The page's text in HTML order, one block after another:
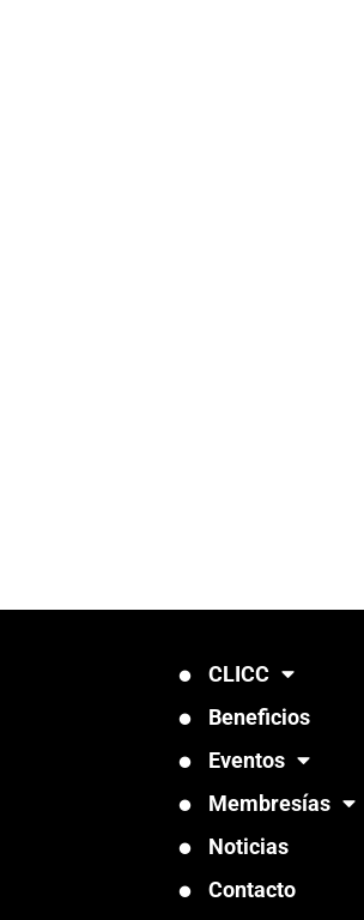
CLICC
Beneficios
Eventos
Membresías
Noticias
Contacto